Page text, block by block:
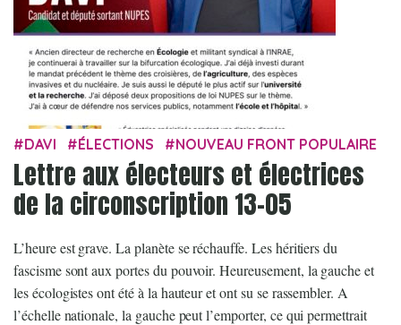
DAVI ÉLECTIONS NOUVEAU FRONT POPULAIRE
Lettre aux électeurs et électrices
de la circonscription 13-05
L’heure est grave. La planète se réchauffe. Les héritiers du
fascisme sont aux portes du pouvoir. Heureusement, la gauche et
les écologistes ont été à la hauteur et ont su se rassembler. A
l’échelle nationale, la gauche peut l’emporter, ce qui permettrait